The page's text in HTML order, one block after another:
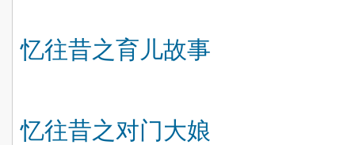
忆往昔之育儿故事
忆往昔之对门大娘